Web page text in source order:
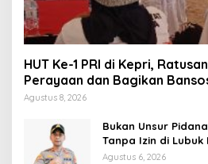
HUT Ke-1 PRI di Kepri,
Perayaan dan Bagikan
Agustus 8, 2026
Bukan Unsur
Tanpa Izin di Lubuk
Agustus 6, 2026